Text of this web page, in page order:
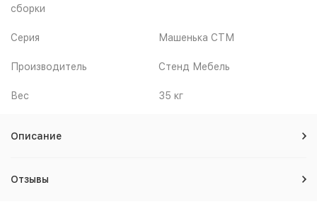
сборки
Серия Машенька СТМ
Производитель Стенд Мебель
Вес 35 кг
Описание
Отзывы